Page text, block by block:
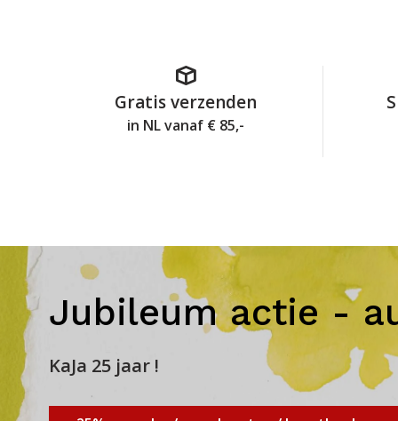
Gratis verzenden
in NL vanaf € 85,-
Jubileum actie -
KaJa 25 jaar !